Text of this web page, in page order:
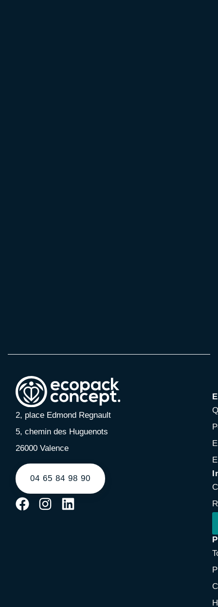
2, place Edmond Regnault
5, chemin des Huguenots
26000 Valence
04 65 84 98 90